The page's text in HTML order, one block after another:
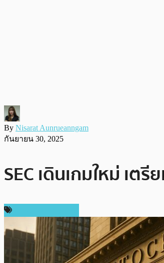
By Nisarat Aunrueanngam
กันยายน 30, 2025
SEC เดินเกมใหม่ เต